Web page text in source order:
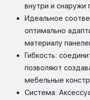
внутри и
Идеальное
оптимально
материалу
Гибкость:
позволяют
мебельные
Система: